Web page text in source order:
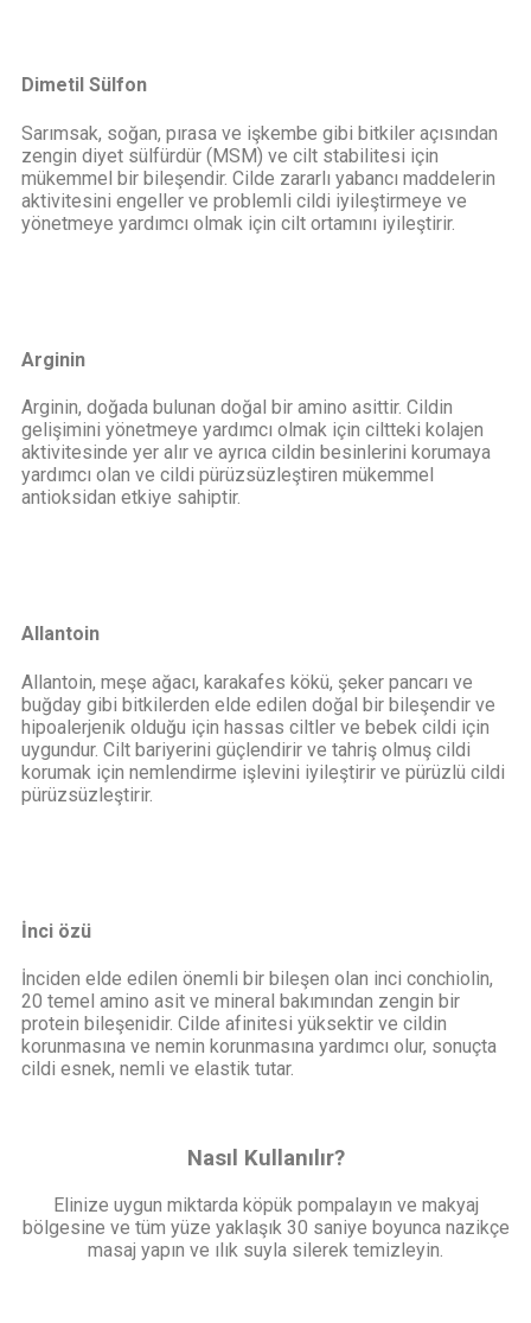
Dimetil Sülfon
Sarımsak, soğan, pırasa ve işkembe gibi bitkiler açısından
zengin diyet sülfürdür (MSM) ve cilt stabilitesi için
mükemmel bir bileşendir. Cilde zararlı yabancı maddelerin
aktivitesini engeller ve problemli cildi iyileştirmeye ve
yönetmeye yardımcı olmak için cilt ortamını iyileştirir.
Arginin
Arginin, doğada bulunan doğal bir amino asittir. Cildin
gelişimini yönetmeye yardımcı olmak için ciltteki kolajen
aktivitesinde yer alır ve ayrıca cildin besinlerini korumaya
yardımcı olan ve cildi pürüzsüzleştiren mükemmel
antioksidan etkiye sahiptir.
Allantoin
Allantoin, meşe ağacı, karakafes kökü, şeker pancarı ve
buğday gibi bitkilerden elde edilen doğal bir bileşendir ve
hipoalerjenik olduğu için hassas ciltler ve bebek cildi için
uygundur. Cilt bariyerini güçlendirir ve tahriş olmuş cildi
korumak için nemlendirme işlevini iyileştirir ve pürüzlü cildi
pürüzsüzleştirir.
İnci özü
İnciden elde edilen önemli bir bileşen olan inci conchiolin,
20 temel amino asit ve mineral bakımından zengin bir
protein bileşenidir. Cilde afinitesi yüksektir ve cildin
korunmasına ve nemin korunmasına yardımcı olur, sonuçta
cildi esnek, nemli ve elastik tutar.
Nasıl Kullanılır?
Elinize uygun miktarda köpük pompalayın ve makyaj
bölgesine ve tüm yüze yaklaşık 30 saniye boyunca nazikçe
masaj yapın ve ılık suyla silerek temizleyin.